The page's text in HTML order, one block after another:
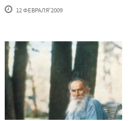
12 ФЕВРАЛЯ'2009